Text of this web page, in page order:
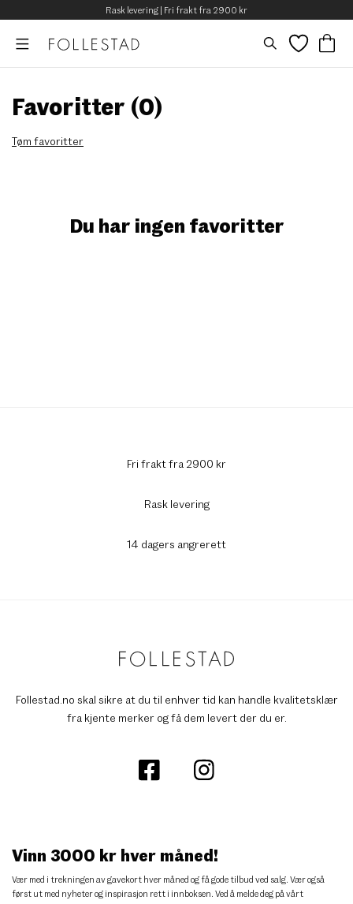
Rask levering | Fri frakt fra 2900 kr
Favoritter (0)
Tøm favoritter
Du har ingen favoritter
Fri frakt fra 2900 kr
Rask levering
14 dagers angrerett
Follestad.no skal sikre at du til enhver tid kan handle kvalitetsklær
fra kjente merker og få dem levert der du er.
Vinn 3000 kr hver måned!
Vær med i trekningen av gavekort hver måned og få gode tilbud ved salg. Vær også
først ut med nyheter og inspirasjon rett i innboksen. Ved å melde deg på vårt